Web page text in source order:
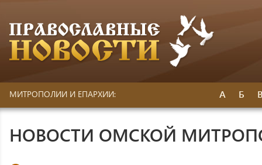
МИТРОПОЛИИ И ЕПАРХИИ: А Б
НОВОСТИ ОМСКОЙ